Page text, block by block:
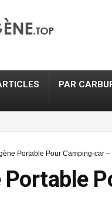
PAR
Portable Pour Camping-car